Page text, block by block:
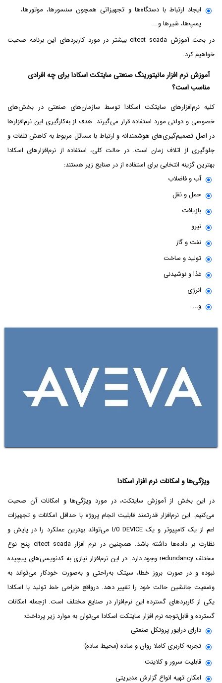
ایجاد ارتباط با دستگاه‌ها و تجهیزاتی همچون سنسورها، موتورها،
پمپ‌ها، شیرها و...
در بحث آموزش citect scada بیشتر در مورد کاربردهای این برنامه صحبت
خواهیم کرد.
آموزش نرم افزار مانیتورینگ صنعتی سایتکت اسکادا برای چه افرادی
مناسب است؟
کلیه نرم‌افزارهای سایتکت اسکادا توسط سازمان‌های صنعتی در بخش‌های
خصوصی و دولتی مورد استفاده قرار می‌گیرند. هدف از به‌کارگیری این نرم‌افزارها
در اصل تصمیم‌گیری‌های هوشمندانه و ارتباط با مسائل مربوط به کاهش تلفات و
جلوگیری از اتلاف زمان است. در حالت کلی، استفاده از نرم‌افزارهای اسکادا
بهترین گزینه انتخابی برای استفاده از در صنایع زیر هستند:
آب و فاضلاب
حمل و نقل
بازیافت
نیرو
نفت و گاز
تولید و ساخت
غذا و نوشیدنی
انرژی
و...
ویژگی‌ها و امکانات نرم افزار اسکادا
در این بخش از آموزش سایتکت، در مورد ویژگی‌ها و امکانات آن صحبت
می‌کنیم. این نرم‌افزار قدرتمند قابلیت انجام پروژه با حداقل امکانات و تجهیزات
اعم از یک کامپیوتر و یک I/0 DEVICE می‌تواند بهترین عملکرد را در پایش و
نظارت بر داده‌ها داشته باشد. همچنین در نرم افزار citect scada پنج نوع
مختلف redundancy وجود دارد. در این نرم‌افزار نیازی به کدنویسی‌های پیچیده
نبوده و در صورت بروز خطا، سیتک به‌راحتی و به‌صورت خودکار می‌تواند به
وضعیت جانشین حالت خود را تغییر دهد. درواقع طراحی خط تولید با اسکادا
یکی از کاربردهای گسترده این نرم‌افزار در صنایع مختلف است. ازجمله امکانات
گسترده و قابل‌توجه نرم افزار سایتکت اسکادا می‌توان به موارد زیر پرداخت:
دارای درایور پروتکل صنعتی
تجربه کاربری کاملا روان و ساده (محیط ساده)
قابلیت سرور و کلاینت
امکان تهیه انواع گزارش مدیریتی